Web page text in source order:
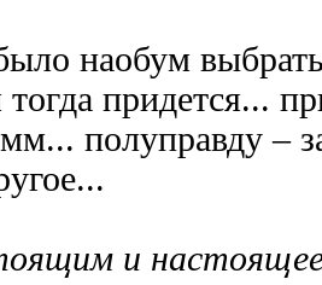
наобум
тогда придется...
полуправду –
и